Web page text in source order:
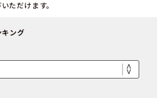
ただけます。
キング